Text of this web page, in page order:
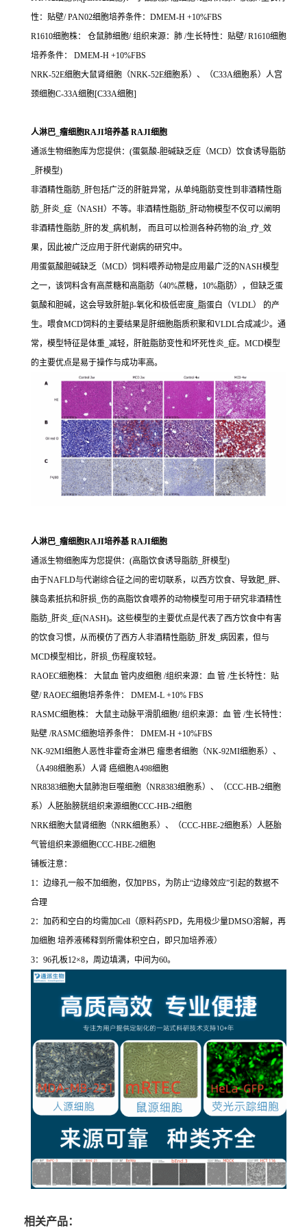
性：贴壁/ PAN02细胞培养条件：DMEM-H +10%FBS
R1610细胞株： 仓鼠肺细胞/ 组织来源：肺 /生长特性：贴壁/ R1610细胞
培养条件： DMEM-H +10%FBS
NRK-52E细胞大鼠肾细胞（NRK-52E细胞系）、（C33A细胞系）人宫
颈细胞C-33A细胞[C33A细胞]
人淋巴_瘤细胞RAJI培养基 RAJI细胞
通派生物细胞库为您提供：(蛋氨酸-胆碱缺乏症（MCD）饮食诱导脂肪
_肝模型)
非酒精性脂肪_肝包括广泛的肝脏异常，从单纯脂肪变性到非酒精性脂
肪_肝炎_症（NASH）不等。非酒精性脂肪_肝动物模型不仅可以阐明
非酒精性脂肪_肝的发_病机制， 而且可以检测各种药物的治_疗_效
果，因此被广泛应用于肝代谢病的研究中。
用蛋氨酸胆碱缺乏（MCD）饲料喂养动物是应用最广泛的NASH模型
之一，该饲料含有高蔗糖和高脂肪（40%蔗糖，10%脂肪），但缺乏蛋
氨酸和胆碱，这会导致肝脏β-氧化和极低密度_脂蛋白（VLDL） 的产
生。喂食MCD饲料的主要结果是肝细胞脂质积聚和VLDL合成减少。通
常，模型特征是体重_减轻，肝脏脂肪变性和坏死性炎_症。MCD模型
的主要优点是易于操作与成功率高。
人淋巴_瘤细胞RAJI培养基 RAJI细胞
通派生物细胞库为您提供：(高脂饮食诱导脂肪_肝模型)
由于NAFLD与代谢综合征之间的密切联系，以西方饮食、导致肥_胖、
胰岛素抵抗和肝损_伤的高脂饮食喂养的动物模型可用于研究非酒精性
脂肪_肝炎_症(NASH)。这些模型的主要优点是代表了西方饮食中有害
的饮食习惯，从而模仿了西方人非酒精性脂肪_肝发_病因素，但与
MCD模型相比，肝损_伤程度较轻。
RAOEC细胞株： 大鼠血 管内皮细胞 /组织来源：血 管 /生长特性：贴
壁/ RAOEC细胞培养条件： DMEM-L +10% FBS
RASMC细胞株： 大鼠主动脉平滑肌细胞/ 组织来源：血 管 /生长特性：
贴壁 /RASMC细胞培养条件： DMEM-H +10%FBS
NK-92MI细胞人恶性非霍奇金淋巴 瘤患者细胞（NK-92MI细胞系）、
（A498细胞系）人肾 癌细胞A498细胞
NR8383细胞大鼠肺泡巨噬细胞（NR8383细胞系）、（CCC-HB-2细胞
系）人胚胎膀胱组织来源细胞CCC-HB-2细胞
NRK细胞大鼠肾细胞（NRK细胞系）、（CCC-HBE-2细胞系）人胚胎
气管组织来源细胞CCC-HBE-2细胞
铺板注意：
1：边缘孔一般不加细胞，仅加PBS，为防止“边缘效应”引起的数据不
合理
2：加药和空白的均需加Cell（原料药SPD，先用极少量DMSO溶解，再
加细胞 培养液稀释到所需体积空白，即只加培养液）
3：96孔板12×8，周边填满，中间为60。
相关产品：